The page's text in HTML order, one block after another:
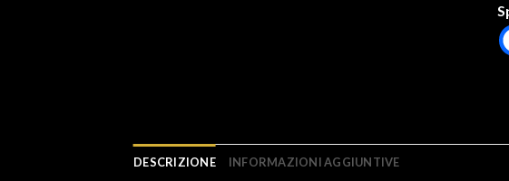
DESCRIZIONE INFORMAZIONI AGGIUNTIVE